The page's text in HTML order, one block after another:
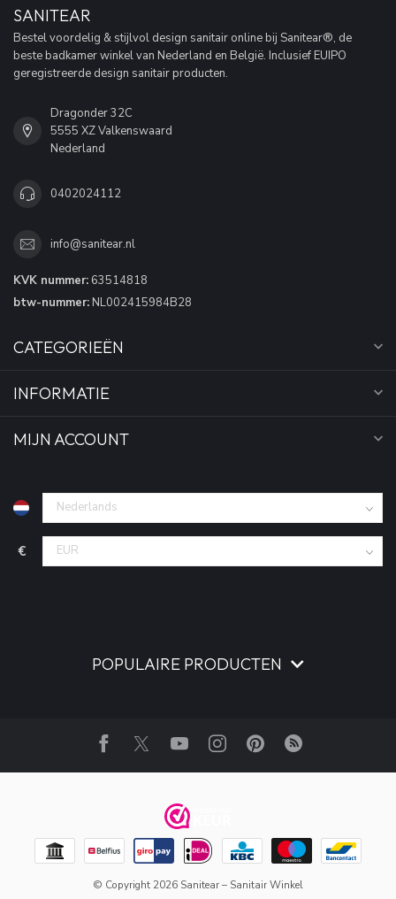
SANITEAR
Bestel voordelig & stijlvol design sanitair online bij Sanitear®, de
beste badkamer winkel van Nederland en België. Inclusief EUIPO
geregistreerde design sanitair producten.
Dragonder 32C
5555 XZ Valkenswaard
Nederland
0402024112
info@sanitear.nl
KVK nummer: 63514818
btw-nummer: NL002415984B28
CATEGORIEËN
INFORMATIE
MIJN ACCOUNT
€
POPULAIRE PRODUCTEN
© Copyright 2026 Sanitear – Sanitair Winkel